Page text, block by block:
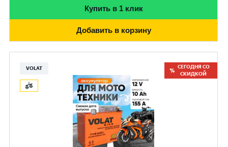
Купить в 1 клик
Добавить в корзину
VOLAT
СЕГОДНЯ СО
СКИДКОЙ